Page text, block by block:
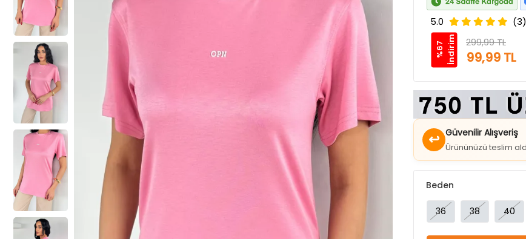
5.0 (3)
%
6
7
İ
n
d
i
r
i m 299,99 TL
99,99 TL
↩ Güvenilir Alışveriş
Ürününüzü teslim
36